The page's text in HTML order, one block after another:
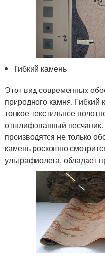
Гибкий камень
Этот вид современных
природного камня. Гибкий
тонкое текстильное
отшлифованный песчаник.
производятся не только
камень роскошно
ультрафиолета, обладает